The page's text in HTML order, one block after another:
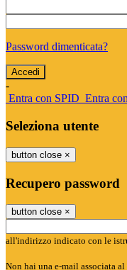
Password dimenticata?
-
Entra con SPID Entra
Seleziona utente
button close ×
Recupero password
button close ×
all'indirizzo indicato con le
Non hai una e-mail associata